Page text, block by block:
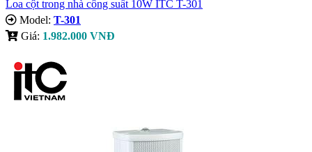
Loa cột trong nhà công suất 10W ITC T-301
Model: T-301
Giá: 1.982.000 VNĐ